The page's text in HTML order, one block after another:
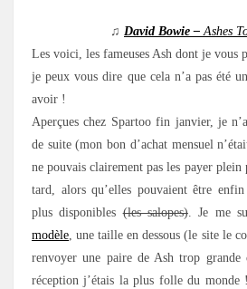
♫ David Bowie –Ashes
Les voici, les fameuses Ash dont je vous
je peux vous dire que cela n’a pas été
avoir !
Aperçues chez Spartoo fin janvier, je
de suite (mon bon d’achat mensuel
ne pouvais clairement pas les payer
tard, alors qu’elles pouvaient être enfin
plus disponibles(les salopes). Je me
modèle, une taille en dessous (le site le
renvoyer une paire de Ash trop
réception j’étais la plus folle du monde